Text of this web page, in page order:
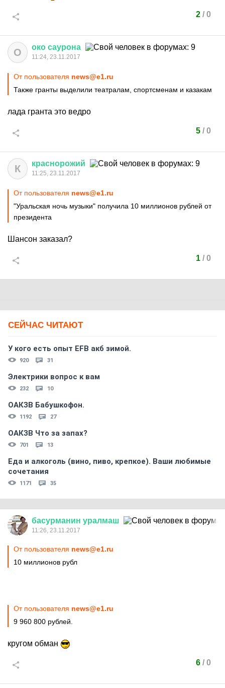
2/ 0
О око саурона
11:24, 23.11.2017
От пользователя news@e1.ru
Также гранты выделили театралам, спортсменам и казакам
лада гранта это ведро
5/ 0
К краснорожий
11:25, 23.11.2017
От пользователя news@e1.ru
"Уральская ночь музыки" получила 10 миллионов рублей от
президента
Шансон заказал?
1/ 0
СЕЙЧАС ЧИТАЮТ
У кого есть опыт EFB акб зимой.
920 31
Электрики вопрос к вам
232 10
ОАКЗВ Бабушкофон.
1192 27
ОАКЗВ Что за запах?
701 13
Еда и алкоголь (вино, пиво, крепкое). Ваши любимые
сочетания
1171 35
басурманин уралмаш
11:26, 23.11.2017
От пользователя news@e1.ru
10 миллионов рубл
От пользователя news@e1.ru
9 960 800 рублей.
кругом обман
6/ 0